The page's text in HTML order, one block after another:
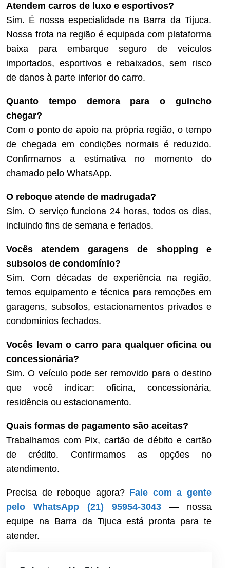
Atendem carros de luxo e esportivos?
Sim. É nossa especialidade na Barra da Tijuca.
Nossa frota na região é equipada com plataforma
baixa para embarque seguro de veículos
importados, esportivos e rebaixados, sem risco
de danos à parte inferior do carro.
Quanto tempo demora para o guincho
chegar?
Com o ponto de apoio na própria região, o tempo
de chegada em condições normais é reduzido.
Confirmamos a estimativa no momento do
chamado pelo WhatsApp.
O reboque atende de madrugada?
Sim. O serviço funciona 24 horas, todos os dias,
incluindo fins de semana e feriados.
Vocês atendem garagens de shopping e
subsolos de condomínio?
Sim. Com décadas de experiência na região,
temos equipamento e técnica para remoções em
garagens, subsolos, estacionamentos privados e
condomínios fechados.
Vocês levam o carro para qualquer oficina ou
concessionária?
Sim. O veículo pode ser removido para o destino
que você indicar: oficina, concessionária,
residência ou estacionamento.
Quais formas de pagamento são aceitas?
Trabalhamos com Pix, cartão de débito e cartão
de crédito. Confirmamos as opções no
atendimento.
Precisa de reboque agora? Fale com a gente
pelo WhatsApp (21) 95954-3043 — nossa
equipe na Barra da Tijuca está pronta para te
atender.